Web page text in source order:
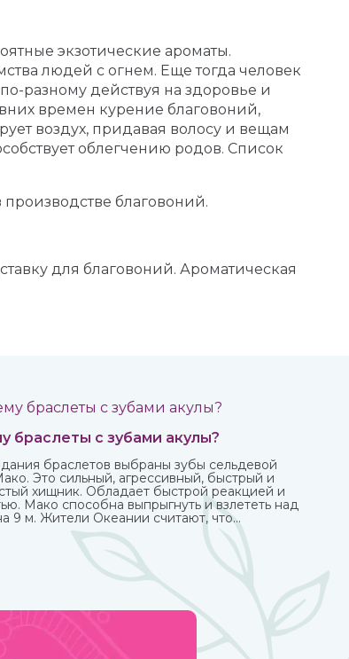
экзотические ароматы.
людей с огнем. Еще тогда человек
разному действуя на здоровье и
времен курение благовоний,
воздух, придавая волосу и вещам
облегчению родов. Список
благовоний.
для благовоний. Ароматическая
браслеты с зубами акулы?
браслетов выбраны зубы сельдевой
Это сильный, агрессивный, быстрый и
хищник. Обладает быстрой реакцией и
Мако способна выпрыгнуть и взлететь над
9 м. Жители Океании считают, что
с ее зубами обеспечивают защиту от